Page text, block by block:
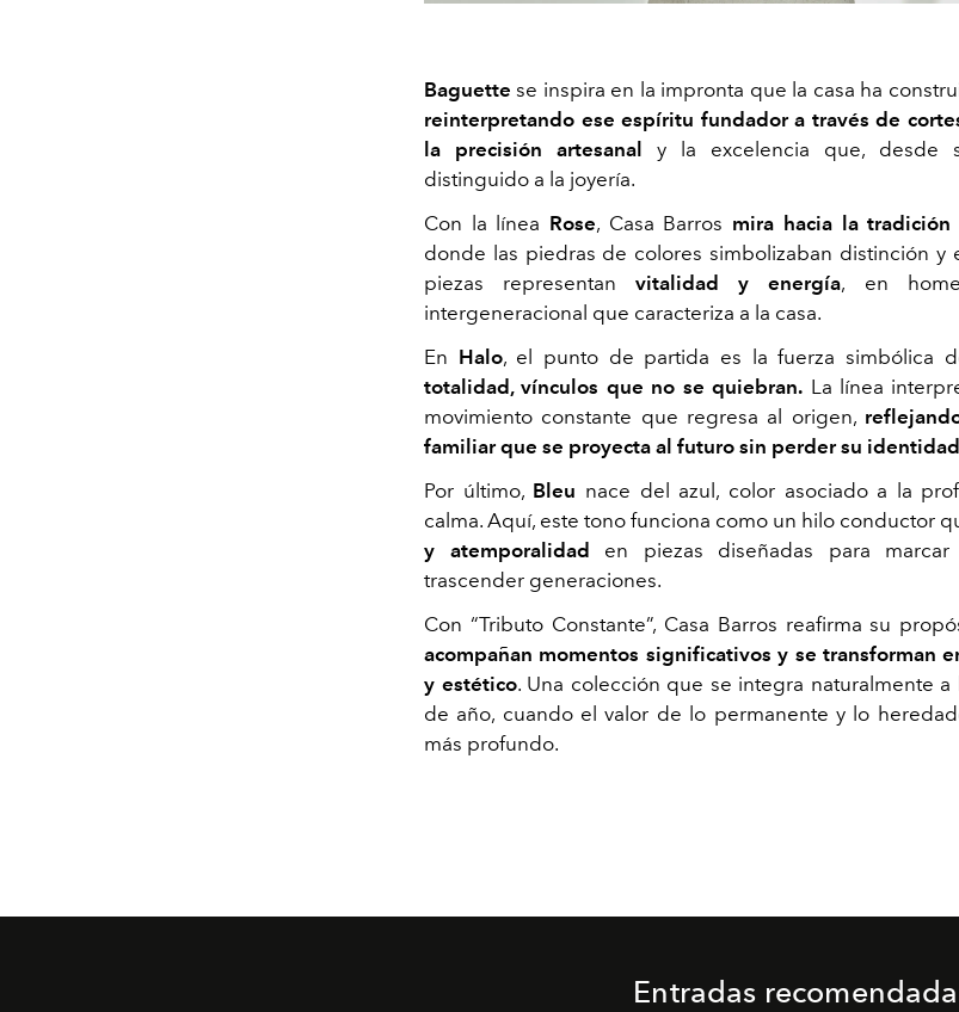
Baguettese inspira en la impronta que la casa ha
reinterpretando ese espíritu fundador a través de
la precisión artesanal
y la excelencia que, desde
distinguido a la joyería.
Con la línea Rose, Casa Barros mira hacia la
donde las piedras de colores simbolizaban distinción y
piezas representanvitalidad y energía, en
intergeneracional que caracteriza a la casa.
En Halo, el punto de partida es la fuerza simbólica
totalidad, vínculos que no se quiebran. La línea
movimiento constante que regresa al origen,
familiar que se proyecta al futuro sin perder su identidad
Por último, Bleu nace del azul, color asociado a la
calma. Aquí, este tono funciona como un hilo conductor
y atemporalidad
en piezas diseñadas para
trascender generaciones.
Con “Tributo Constante”, Casa Barros reafirma su
acompañan momentos significativos y se transforman
y estético. Una colección que se integra naturalmente
de año, cuando el valor de lo permanente y lo
más profundo.
Entradas